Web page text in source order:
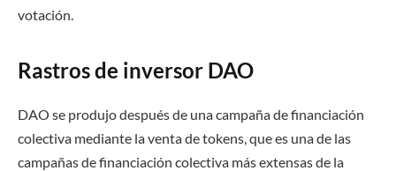
votación.
Rastros de inversor DAO
DAO se produjo después de una campaña de financiación
colectiva mediante la venta de tokens, que es una de las
campañas de financiación colectiva más extensas de la